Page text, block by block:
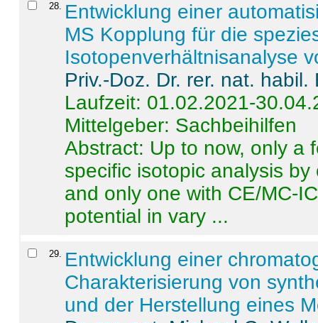
28. Entwicklung einer
MS Kopplung für die
Isotopenverhältnisanalyse
Priv.-Doz. Dr. rer. nat.
Laufzeit: 01.02.2021-
Mittelgeber: Sachbeihilfen
Abstract: Up to now, only a
specific isotopic analysis
and only one with CE/MC-
potential in vary ...
29. Entwicklung einer
Charakterisierung von
und der Herstellung eines